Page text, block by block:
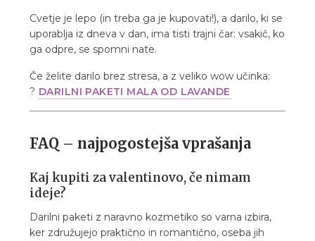
Cvetje je lepo (in treba ga je kupovati!), a darilo, ki se
uporablja iz dneva v dan, ima tisti trajni čar: vsakič, ko
ga odpre, se spomni nate.
Če želite darilo brez stresa, a z veliko wow učinka:
? DARILNI PAKETI MALA OD LAVANDE
FAQ – najpogostejša vprašanja
Kaj kupiti za valentinovo, če nimam
ideje?
Darilni paketi z naravno kozmetiko so varna izbira,
ker združujejo praktično in romantično, oseba jih